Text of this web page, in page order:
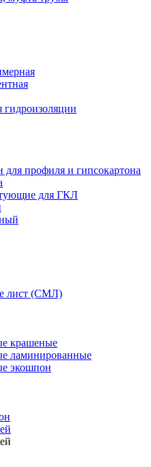
гидроизоляции
профиля и гипсокартона
для ГКЛ
лист (СМЛ)
крашеные
ламинированные
экошпон